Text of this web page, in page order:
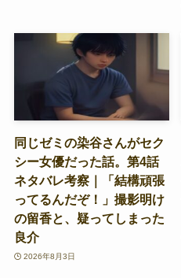
同じゼミの染谷さんがセク
シー女優だった話。第4話
ネタバレ考察｜「結構頑張
ってるんだぞ！」撮影明け
の留香と、疑ってしまった
良介
2026年8月3日